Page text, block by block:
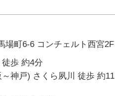
場町6-6 コンチェルト西宮2F
歩 約4分
神戸) さくら夙川 徒歩 約11